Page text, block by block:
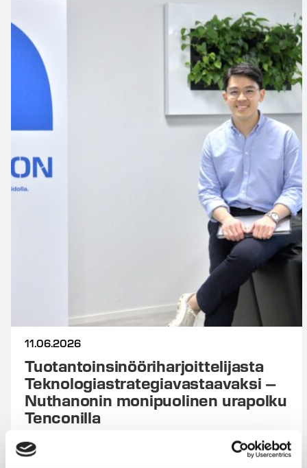
11.06.2026
Tuotantoinsinööriharjoittelijasta
Teknologiastrategiavastaavaksi –
Nuthanonin monipuolinen urapolku
Tenconilla